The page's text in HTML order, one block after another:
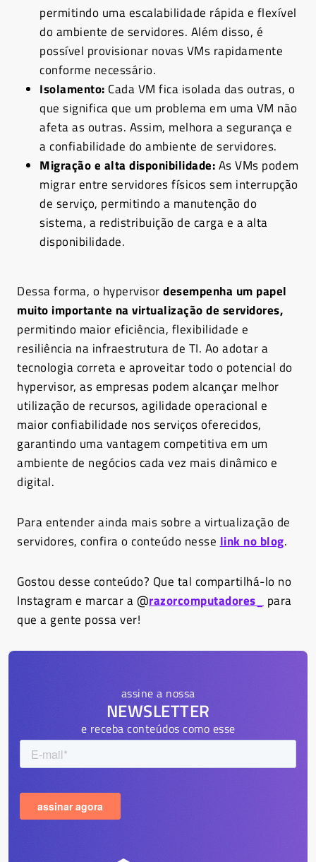
permitindo uma escalabilidade rápida e flexível
do ambiente de servidores. Além disso, é
possível provisionar novas VMs rapidamente
conforme necessário.
Isolamento: Cada VM fica isolada das outras, o
que significa que um problema em uma VM não
afeta as outras. Assim, melhora a segurança e
a confiabilidade do ambiente de servidores.
Migração e alta disponibilidade:As VMs podem
migrar entre servidores físicos sem interrupção
de serviço, permitindo a manutenção do
sistema, a redistribuição de carga e a alta
disponibilidade.
Dessa forma, o hypervisordesempenha um papel
muito importante na virtualização de servidores,
permitindo maior eficiência, flexibilidade e
resiliência na infraestrutura de TI. Ao adotar a
tecnologia correta e aproveitar todo o potencial do
hypervisor, as empresas podem alcançar melhor
utilização de recursos, agilidade operacional e
maior confiabilidade nos serviços oferecidos,
garantindo uma vantagem competitiva em um
ambiente de negócios cada vez mais dinâmico e
digital.
Para entender ainda mais sobre a virtualização de
servidores, confira o conteúdo nesselink no blog.
Gostou desse conteúdo? Que tal compartilhá-lo no
Instagram e marcar a @razorcomputadores_ para
que a gente possa ver!
assine a nossa
NEWSLETTER
e receba conteúdos como esse